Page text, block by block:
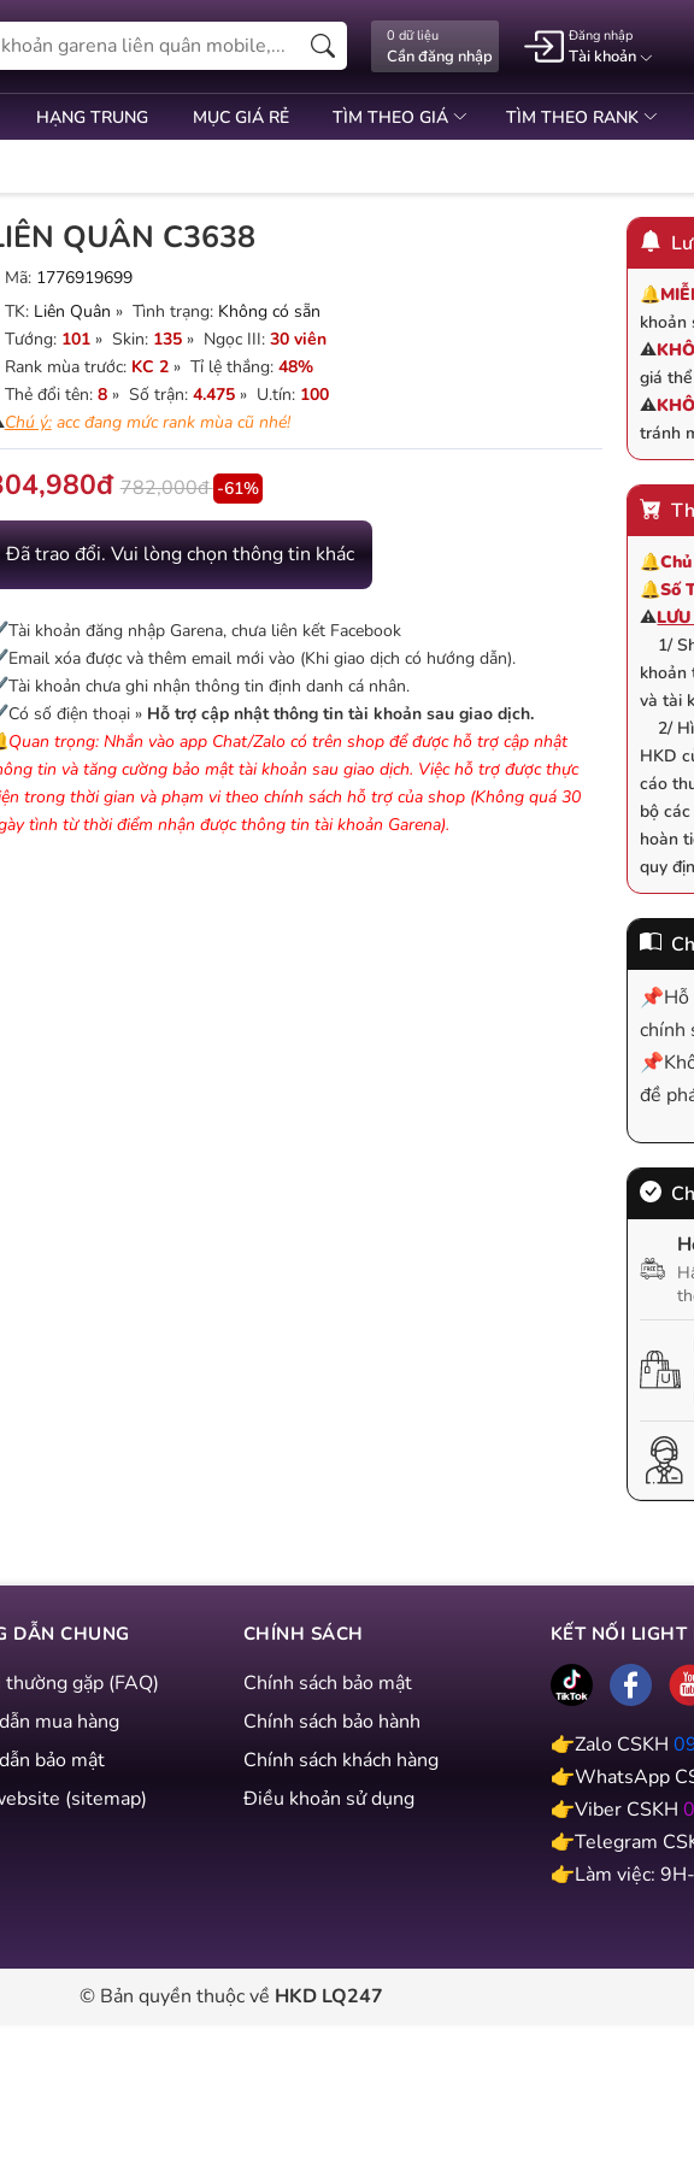
0 dữ liệu
Cần đăng nhập
Đăng nhập
Tài khoản
HẠNG TRUNG MỤC GIÁ RẺ TÌM THEO GIÁ TÌM THEO RANK
QUÂN C3638
1776919699
Liên Quân » Tình trạng: Không có sẵn
101» Skin: 135» Ngọc III: 30 viên
mùa trước: KC 2 » Tỉ lệ thắng: 48%
đổi tên: 8» Số trận: 4.475 » U.tín: 100
Chú ý:acc đang mức rank mùa cũ nhé!
782,000đ -61%
Đã trao đổi. Vui lòng chọn thông tin khác
khoản đăng nhập Garena, chưa liên kết Facebook
xóa được và thêm email mới vào (Khi giao dịch có hướng dẫn).
khoản chưa ghi nhận thông tin định danh cá nhân.
số điện thoại » Hỗ trợ cập nhật thông tin tài khoản sau giao dịch.
trọng: Nhắn vào app Chat/Zalo có trên shop để được hỗ trợ cập nhật
tin và tăng cường bảo mật tài khoản sau giao dịch. Việc hỗ trợ được thực
trong thời gian và phạm vi theo chính sách hỗ trợ của shop (Không quá 30
tình từ thời điểm nhận được thông tin tài khoản Garena).
🔔
khoản
⚠️
giá
⚠️
tránh
🔔
🔔Số
⚠️LƯU
1/
khoản
và tài
2/
HKD
cáo
bộ
hoàn
quy
📌Hỗ
chính
đề
DẪN CHUNG
thường gặp (FAQ)
mua hàng
bảo mật
(sitemap)
CHÍNH SÁCH
Chính sách bảo mật
Chính sách bảo hành
Chính sách khách hàng
Điều khoản sử dụng
KẾT NỐI LIGHT
👉Zalo CSKH
👉WhatsApp
👉Viber CSKH
👉Telegram
👉Làm việc:
© Bản quyền thuộc về HKD LQ247